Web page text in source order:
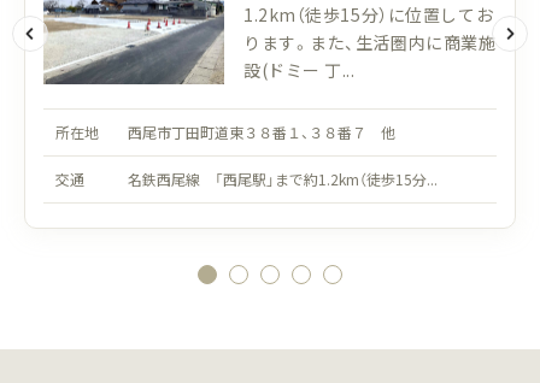
1.2km（徒歩15分）に位置してお
ります。また、生活圏内に商業施
設(ドミー 丁...
所在地 西尾市丁田町道東３８番１、３８番７ 他
交通 名鉄西尾線 「西尾駅」まで約1.2km（徒歩15分...